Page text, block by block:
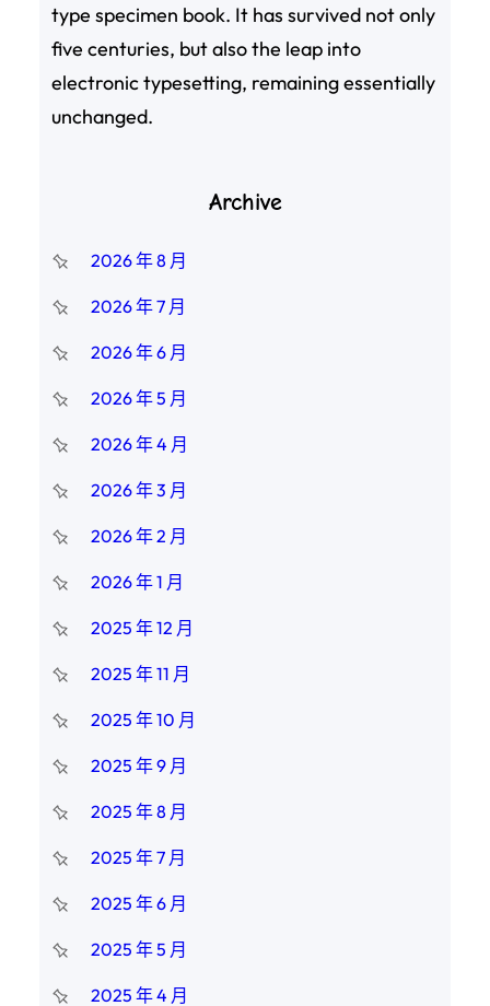
type specimen book. It has survived not only
five centuries, but also the leap into
electronic typesetting, remaining essentially
unchanged.
Archive
2026 年 8 月
2026 年 7 月
2026 年 6 月
2026 年 5 月
2026 年 4 月
2026 年 3 月
2026 年 2 月
2026 年 1 月
2025 年 12 月
2025 年 11 月
2025 年 10 月
2025 年 9 月
2025 年 8 月
2025 年 7 月
2025 年 6 月
2025 年 5 月
2025 年 4 月